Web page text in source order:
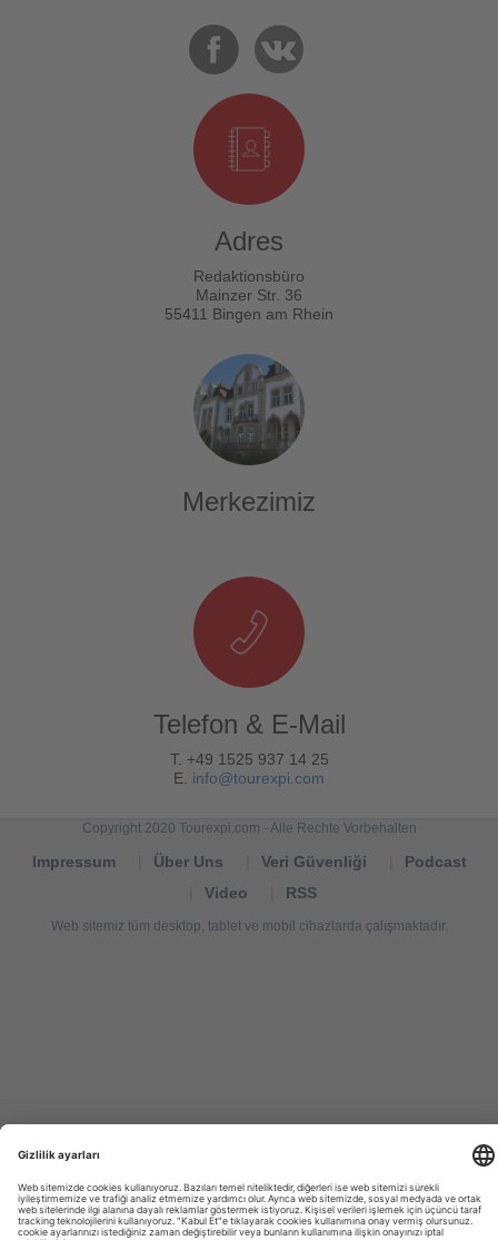
Adres
Redaktionsbüro
Mainzer Str. 36
55411 Bingen am Rhein
Merkezimiz
Telefon & E-Mail
T. +49 1525 937 14 25
E. info@tourexpi.com
Copyright 2020 Tourexpi.com - Alle Rechte Vorbehalten
Impressum Über Uns Veri Güvenliği
Podcast
Video
RSS
Web sitemiz tüm desktop, tablet ve mobil cihazlarda çalışmaktadır.
turismo,
Tourismus
новости
туризма,